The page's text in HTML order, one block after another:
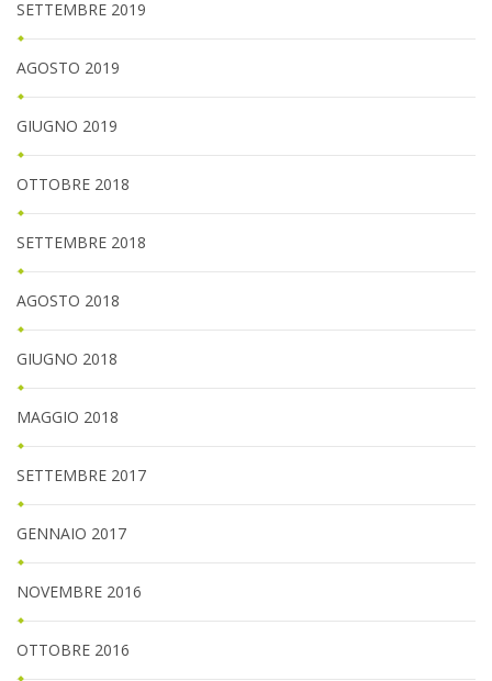
SETTEMBRE 2019
AGOSTO 2019
GIUGNO 2019
OTTOBRE 2018
SETTEMBRE 2018
AGOSTO 2018
GIUGNO 2018
MAGGIO 2018
SETTEMBRE 2017
GENNAIO 2017
NOVEMBRE 2016
OTTOBRE 2016